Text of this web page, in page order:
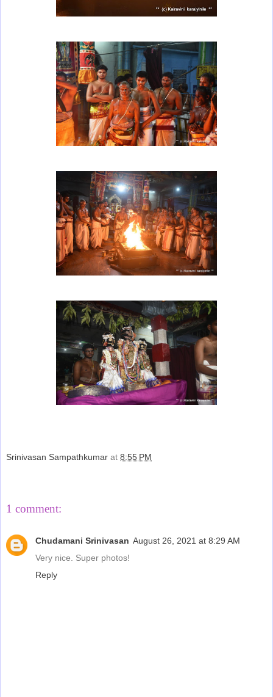
Srinivasan Sampathkumar at 8:55 PM
1 comment:
Chudamani Srinivasan August 26, 2021 at 8:29 AM
Very nice. Super photos!
Reply